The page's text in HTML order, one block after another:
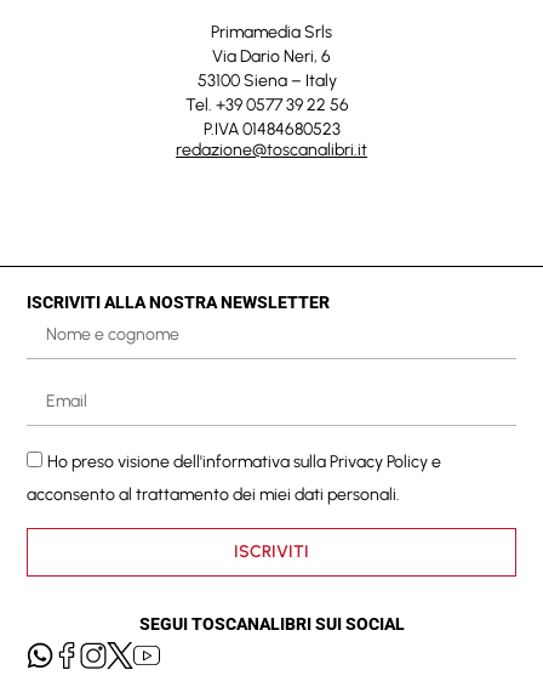
Primamedia Srls
Via Dario Neri, 6
53100 Siena – Italy
Tel. +39 0577 39 22 56
P.IVA 01484680523
redazione@toscanalibri.it
ISCRIVITI ALLA NOSTRA NEWSLETTER
Ho preso visione dell'informativa sullaPrivacy Policye
acconsento al trattamento dei miei dati personali.
ISCRIVITI
SEGUI TOSCANALIBRI SUI SOCIAL